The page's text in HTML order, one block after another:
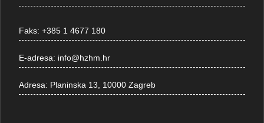
Faks:+385 1 4677 180
E-adresa: info@hzhm.hr
Adresa: Planinska 13, 10000 Zagreb